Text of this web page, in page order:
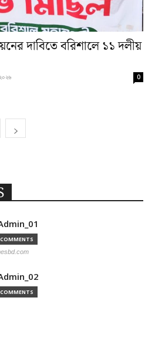
দাবিতে বরিশালে ১১ দলীয়
0